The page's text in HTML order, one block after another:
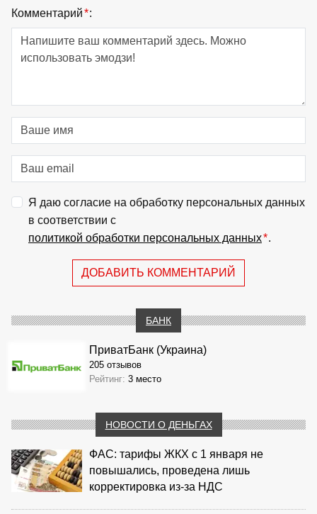
Комментарий*:
Я даю согласие на обработку персональных данных
в соответствии с
политикой обработки персональных данных*.
ДОБАВИТЬ КОММЕНТАРИЙ
БАНК
ПриватБанк (Украина)
205 отзывов
Рейтинг: 3 место
НОВОСТИ О ДЕНЬГАХ
ФАС: тарифы ЖКХ с 1 января не
повышались, проведена лишь
корректировка из‑за НДС